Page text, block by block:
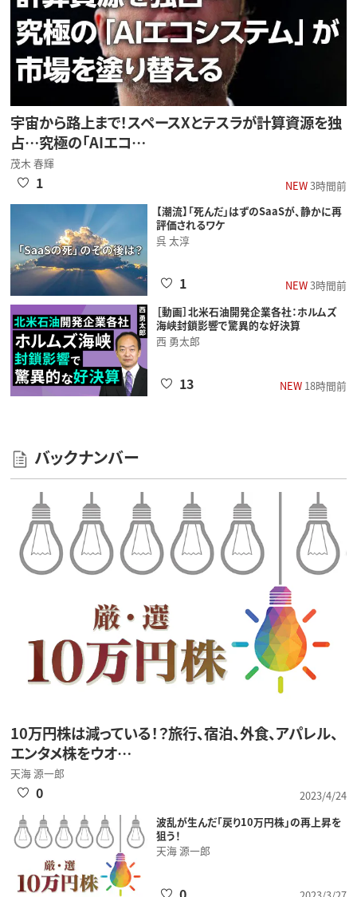
宇宙から路上まで！スペースXとテスラが計算資源を独
占…究極の「AIエコ…
茂木 春輝
NEW3時間前
1
【潮流】「死んだ」はずのSaaSが、静かに再
評価されるワケ
呉 太淳
NEW3時間前
1
［動画］北米石油開発企業各社：ホルムズ
海峡封鎖影響で驚異的な好決算
西 勇太郎
NEW18時間前
13
バックナンバー
10万円株は減っている！？旅行、宿泊、外食、アパレル、
エンタメ株をウオ…
天海 源一郎
2023/4/24
0
波乱が生んだ「戻り10万円株」の再上昇を
狙う！
天海 源一郎